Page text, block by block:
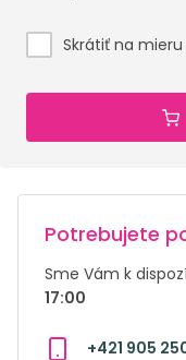
Skrátiť na
Potrebujete
Sme Vám k
17:00
+421 905